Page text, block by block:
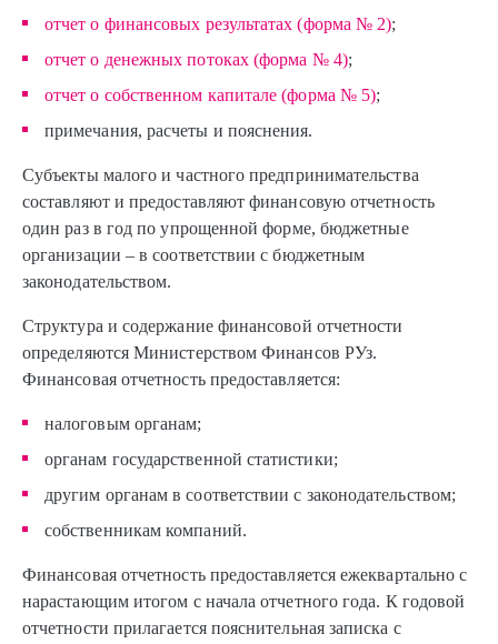
отчет о финансовых результатах (форма № 2);
отчет о денежных потоках (форма № 4);
отчет о собственном капитале (форма № 5);
примечания, расчеты и пояснения.
Субъекты малого и частного предпринимательства
составляют и предоставляют финансовую отчетность
один раз в год по упрощенной форме, бюджетные
организации – в соответствии с бюджетным
законодательством.
Структура и содержание финансовой отчетности
определяются Министерством Финансов РУз.
Финансовая отчетность предоставляется:
налоговым органам;
органам государственной статистики;
другим органам в соответствии с законодательством;
собственникам компаний.
Финансовая отчетность предоставляется ежеквартально с
нарастающим итогом с начала отчетного года. К годовой
отчетности прилагается пояснительная записка с